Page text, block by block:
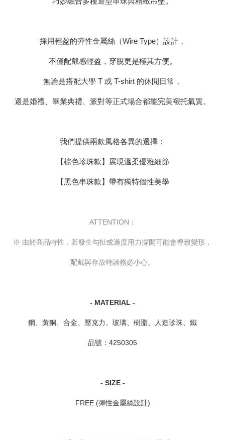
採用輕盈的彈性金屬絲（Wire Type）設計，
不僅配戴感輕盈，穿脫更是極其方便。
無論是搭配大學 T 或 T-shirt 的休閒日常，
還是婚禮、畢業典禮、派對等正式場合都能完美襯托氣質。
我們提供兩款風格各異的選擇：
【棕色珍珠款】展現溫柔優雅細節
【黑色串珠款】帶有獨特個性美學
ATTENTION：
※ 由於商品特性，若發生勾扯或過度用力撐開可能會導致變形，
配戴與存放時請務必小心。
- MATERIAL -
鋼、黃銅、合金、壓克力、玻璃、樹脂、人造珍珠、鐵
品號：4250305
- SIZE -
FREE (彈性金屬絲設計)